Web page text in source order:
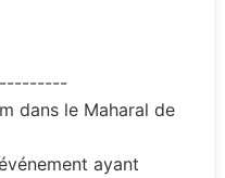
dans le Maharal de
ayant